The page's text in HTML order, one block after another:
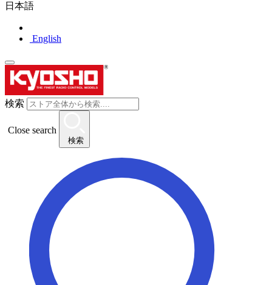
日本語
English
検索
Close search
検索